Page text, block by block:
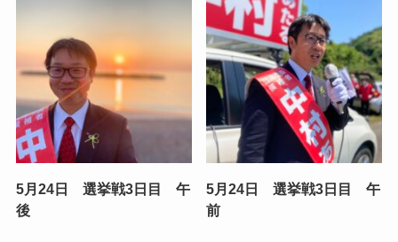
5月24日 選挙戦3日目 午
後
5月24日 選挙戦3日目 午
前